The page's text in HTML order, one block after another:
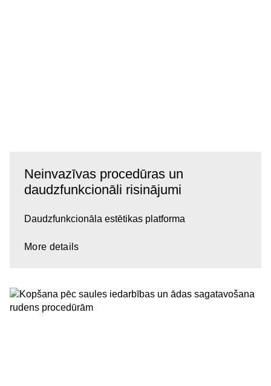
Neinvazīvas procedūras un
daudzfunkcionāli risinājumi
Daudzfunkcionāla estētikas platforma
More details